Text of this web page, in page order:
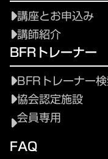
講座とお申込み
講師紹介
BFRトレーナー
BFRトレーナー
協会認定施設
会員専用
FAQ